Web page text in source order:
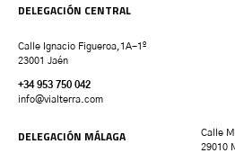
DELEGACIÓN CENTRAL
Calle Ignacio Figueroa,1A-1º
23001 Jaén
+34 953 750 042
info@vialterra.com
DELEGACIÓN MÁLAGA
Calle
29010